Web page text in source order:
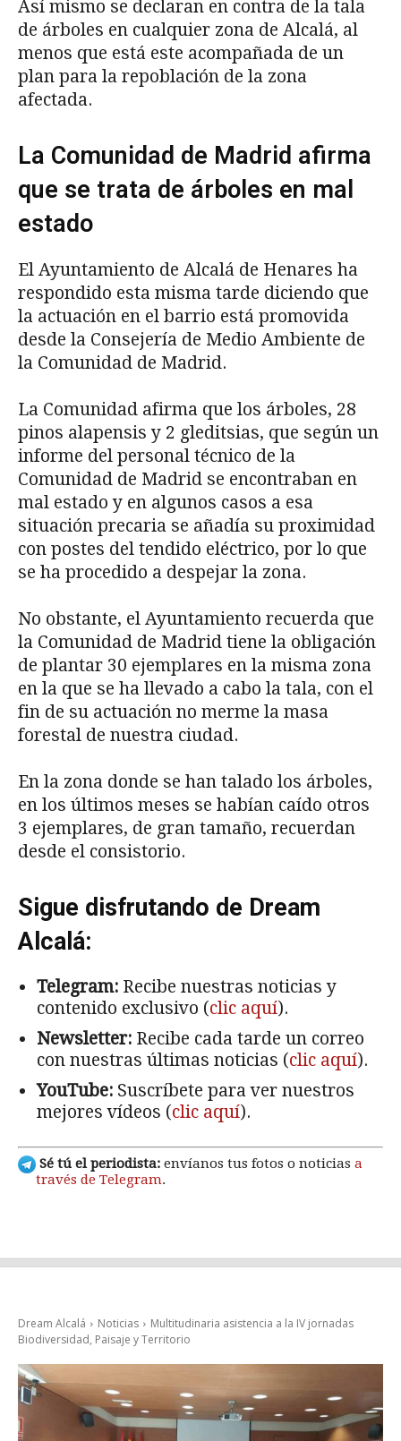
Así mismo se declaran en contra de la tala
de árboles en cualquier zona de Alcalá, al
menos que está este acompañada de un
plan para la repoblación de la zona
afectada.
La Comunidad de Madrid afirma
que se trata de árboles en mal
estado
El Ayuntamiento de Alcalá de Henares ha
respondido esta misma tarde diciendo que
la actuación en el barrio está promovida
desde la Consejería de Medio Ambiente de
la Comunidad de Madrid.
La Comunidad afirma que los árboles, 28
pinos alapensis y 2 gleditsias, que según un
informe del personal técnico de la
Comunidad de Madrid se encontraban en
mal estado y en algunos casos a esa
situación precaria se añadía su proximidad
con postes del tendido eléctrico, por lo que
se ha procedido a despejar la zona.
No obstante, el Ayuntamiento recuerda que
la Comunidad de Madrid tiene la obligación
de plantar 30 ejemplares en la misma zona
en la que se ha llevado a cabo la tala, con el
fin de su actuación no merme la masa
forestal de nuestra ciudad.
En la zona donde se han talado los árboles,
en los últimos meses se habían caído otros
3 ejemplares, de gran tamaño, recuerdan
desde el consistorio.
Sigue disfrutando de Dream
Alcalá:
Telegram: Recibe nuestras noticias y
contenido exclusivo (clic aquí).
Newsletter: Recibe cada tarde un correo
con nuestras últimas noticias (clic aquí).
YouTube: Suscríbete para ver nuestros
mejores vídeos (clic aquí).
Sé tú el periodista: envíanos tus fotos o noticias a
través de Telegram.